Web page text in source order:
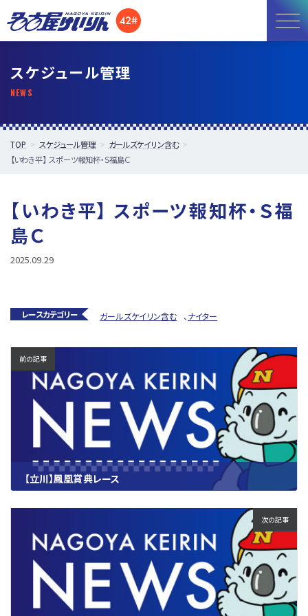
開催日程
施設紹介
アクセス
所属選手
スケジュール管理
TOP スケジュール管理
ガールズケイリン含む
【いわき平】 スポーツ報知杯・Ｓ福島Ｃ
【いわき平】 スポーツ報知杯・Ｓ福
島Ｃ
2025.09.29
レースカテゴリー ガールズケイリン含む 、 ナイター
前の記事
【立川】鳳凰賞典レース
2025.09.29
次の記事